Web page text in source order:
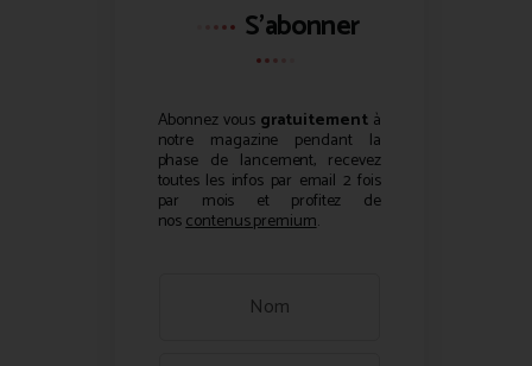
S'abonner
Abonnez vous gratuitementà
notre magazine pendant la
phase de lancement, recevez
toutes les infos par email 2 fois
par mois et profitez de
noscontenus premium.